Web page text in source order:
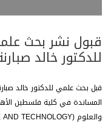
قبول نشر بحث
للدكتور خالد
قبل بحث علمي للدكتور خالد
المساندة في كلية فلسطين